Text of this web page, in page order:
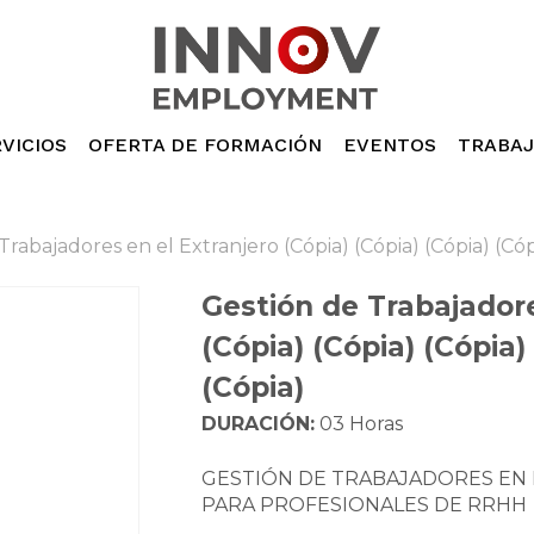
OFERTA DE FORMACIÓN EVENTOS
en el Extranjero (Cópia) (Cópia) (Cópia)
Gestión de
(Cópia) (Cópia)
(Cópia)
DURACIÓN: 03 Horas
GESTIÓN DE TRABAJADORES
PARA PROFESIONALES DE RRHH